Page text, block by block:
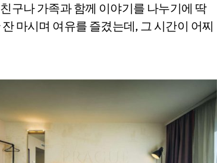
구나 가족과 함께 이야기를 나누기에 딱
마시며 여유를 즐겼는데, 그 시간이 어찌